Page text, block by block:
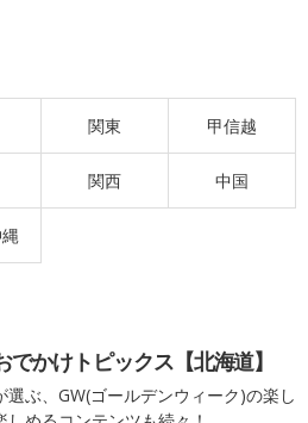
関東 甲信越
関西 中国
でかけトピックス【北海道】
選ぶ、GW(ゴールデンウィーク)の楽し